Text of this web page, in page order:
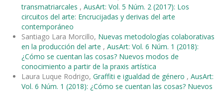
transmatriarcales , AusArt: Vol. 5 Núm. 2 (2017): Los
circuitos del arte: Encrucijadas y derivas del arte
contemporáneo
Santiago Lara Morcillo, Nuevas metodologías colaborativas
en la producción del arte , AusArt: Vol. 6 Núm. 1 (2018):
¿Cómo se cuentan las cosas? Nuevos modos de
conocimiento a partir de la praxis artística
Laura Luque Rodrigo, Graffiti e igualdad de género , AusArt:
Vol. 6 Núm. 1 (2018): ¿Cómo se cuentan las cosas? Nuevos